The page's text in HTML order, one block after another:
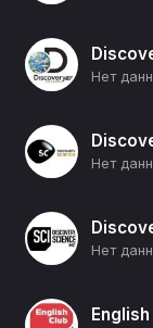
Нет
Нет
Нет